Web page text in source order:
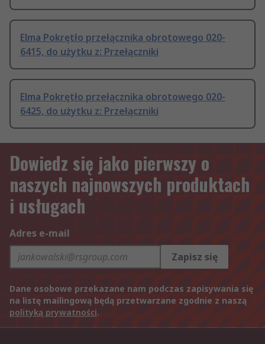
Elma Pokrętło przełącznika obrotowego 020-
6415, do użytku z: Przełączniki
Elma Pokrętło przełącznika obrotowego 020-
6425, do użytku z: Przełączniki
Dowiedz się jako pierwszy o
naszych najnowszych produktach
i usługach
Adres e-mail
Zapisz się
Dane osobowe przekazane nam podczas zapisywania się
na listę mailingową będą przetwarzane zgodnie z naszą
polityką prywatności.